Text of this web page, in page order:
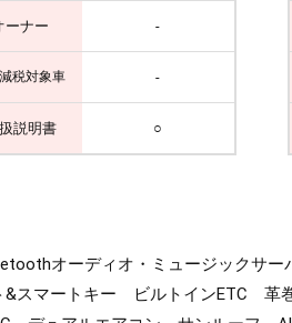
ーナー -
税対象車 -
説明書 ○
オーディオ・ミュージッ
スマートキー ビルトインETC